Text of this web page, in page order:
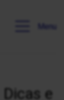
Menu
e